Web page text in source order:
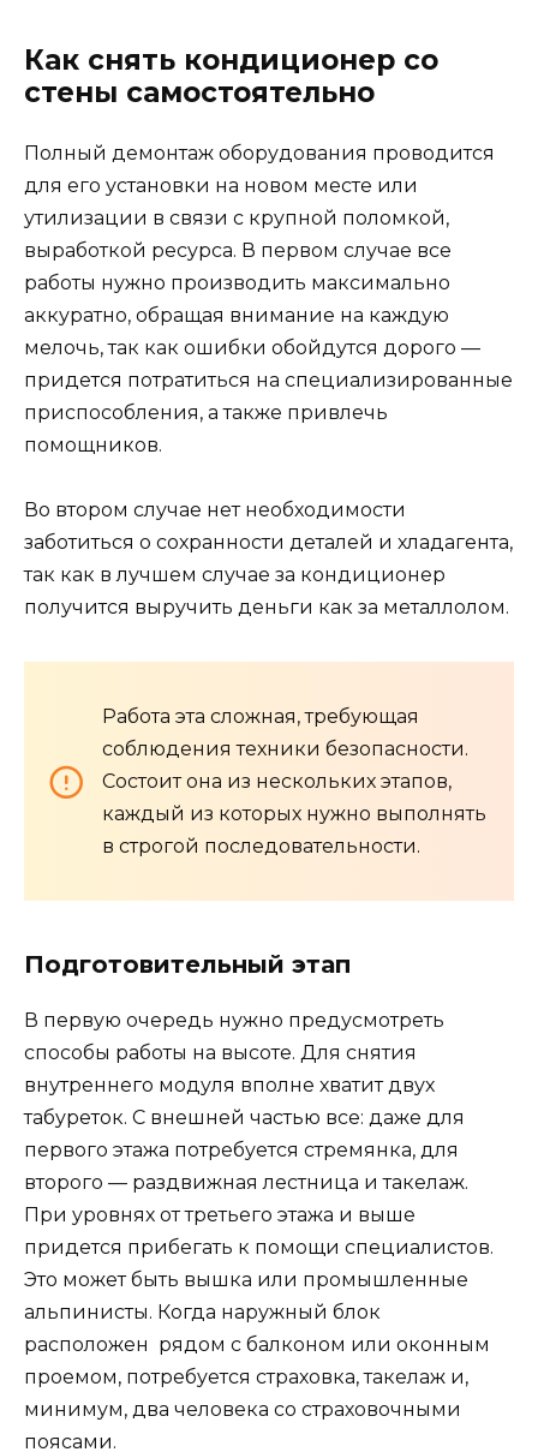
Как снять кондиционер со
стены самостоятельно
Полный демонтаж оборудования проводится
для его установки на новом месте или
утилизации в связи с крупной поломкой,
выработкой ресурса. В первом случае все
работы нужно производить максимально
аккуратно, обращая внимание на каждую
мелочь, так как ошибки обойдутся дорого —
придется потратиться на специализированные
приспособления, а также привлечь
помощников.
Во втором случае нет необходимости
заботиться о сохранности деталей и хладагента,
так как в лучшем случае за кондиционер
получится выручить деньги как за металлолом.
Работа эта сложная, требующая
соблюдения техники безопасности.
Состоит она из нескольких этапов,
каждый из которых нужно выполнять
в строгой последовательности.
Подготовительный этап
В первую очередь нужно предусмотреть
способы работы на высоте. Для снятия
внутреннего модуля вполне хватит двух
табуреток. С внешней частью все: даже для
первого этажа потребуется стремянка, для
второго — раздвижная лестница и такелаж.
При уровнях от третьего этажа и выше
придется прибегать к помощи специалистов.
Это может быть вышка или промышленные
альпинисты. Когда наружный блок
расположен рядом с балконом или оконным
проемом, потребуется страховка, такелаж и,
минимум, два человека со страховочными
поясами.